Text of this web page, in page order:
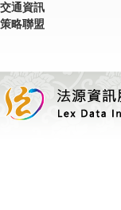
交通資訊
策略聯盟